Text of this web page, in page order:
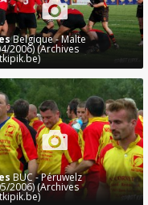
Belgique - Malte
2006) (Archives
BUC - Péruwelz
2006) (Archives